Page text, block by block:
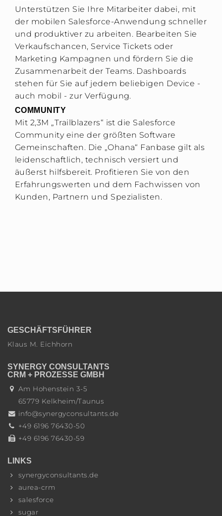
Unterstützen Sie Ihre Mitarbeiter dabei, mit
der mobilen Salesforce-Anwendung schneller
und produktiver zu arbeiten. Bearbeiten Sie
Verkaufschancen, Service Tickets oder
Marketing Kampagnen und fördern Sie die
Zusammenarbeit der Teams. Dashboards
stehen für Sie auf jedem beliebigen Device -
auch mobil - zur Verfügung.
COMMUNITY
Mit 2,3M „Trailblazers“ ist die Salesforce
Community eine der größten Software
Gemeinschaften. Die „Ohana“ Fanbase gilt als
leidenschaftlich, technisch versiert und
äußerst hilfsbereit. Profitieren Sie von den
Erfahrungswerten und dem Fachwissen von
Kunden, Partnern und Spezialisten.
GESCHÄFTSFÜHRER
Klaus M. Eichhorn
SYNERGY CONSULTANTS
CRM + PROZESSE GMBH
Am Hohenstein 3-5
65779 Kelkheim/Taunus
info@synergyconsultants.de
+49 6196 76430-50
+49 6196 76430-59
LINKS
synergyconsultants.de
aurea-crm
salesforce
sugar